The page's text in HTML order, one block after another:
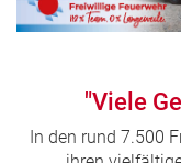
"Viele
In den rund 7.500